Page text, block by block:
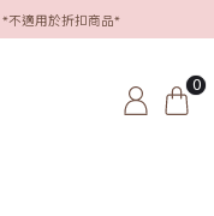
*不適用於折扣商品*
0